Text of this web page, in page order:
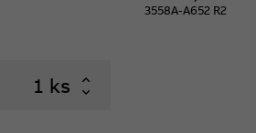
3558A-A652 R2
ks